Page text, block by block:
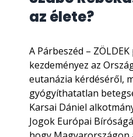
az élete?
A Párbeszéd –
kezdeményez az
eutanázia kérdéséről,
gyógyíthatatlan
Karsai Dániel
Jogok Európai